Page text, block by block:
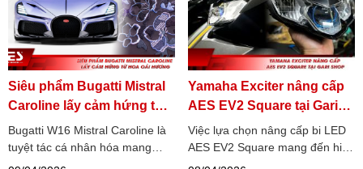
Siêu phẩm Bugatti Mistral
Caroline lấy cảm hứng từ
hoa oải hương
Bugatti W16 Mistral Caroline là
tuyệt tác cá nhân hóa mang
đậm dấu ấn nghệ thuật, lấy cảm
Yamaha Exciter nâng cấp
AES EV2 Square tại Gari
Shop
Việc lựa chọn nâng cấp bi LED
AES EV2 Square mang đến hiệu
suất ánh sáng vượt trội, cải